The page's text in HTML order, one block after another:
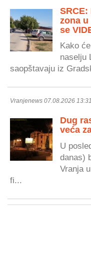
zona u
se
Kako
naselju
saopštavaju iz
Vranjenews 07.08.2026 13:31
Dug
veća
U
danas)
Vranja
fi...